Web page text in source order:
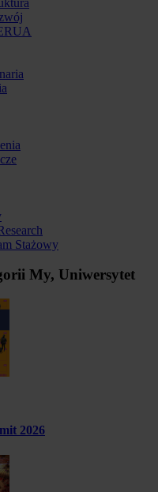
Stażowy
My, Uniwersytet
2026